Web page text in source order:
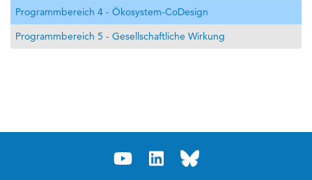
Programmbereich 4 - Ökosystem-CoDesign
Programmbereich 5 - Gesellschaftliche Wirkung